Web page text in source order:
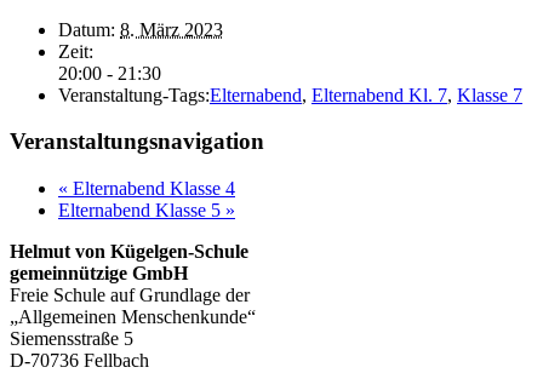
Datum: 8. März 2023
Zeit:
20:00 - 21:30
Veranstaltung-Tags:Elternabend, Elternabend Kl. 7, Klasse 7
Veranstaltungsnavigation
« Elternabend Klasse 4
Elternabend Klasse 5 »
Helmut von Kügelgen-Schule
gemeinnützige GmbH
Freie Schule auf Grundlage der
„Allgemeinen Menschenkunde“
Siemensstraße 5
D-70736 Fellbach